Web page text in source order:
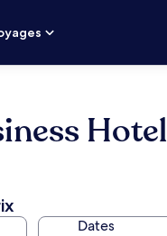
Hotel
Dates